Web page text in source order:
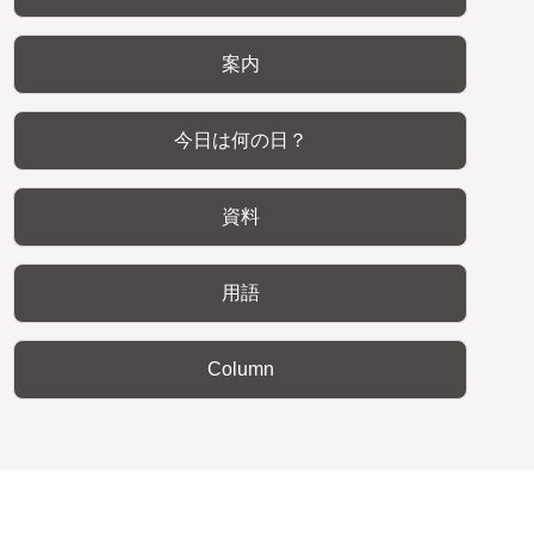
案内
今日は何の日？
資料
用語
Column